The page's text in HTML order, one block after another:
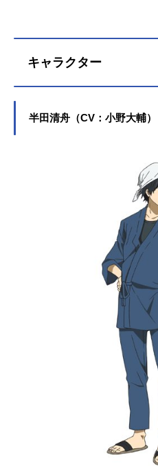
キャラクター
半田清舟（CV：小野大輔）